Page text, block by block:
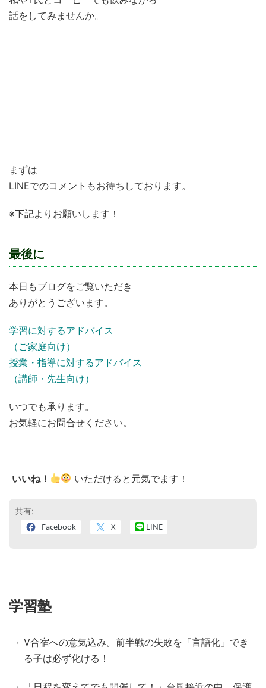
話をしてみませんか。
まずは
LINEでのコメントもお待ちしております。
※下記よりお願いします！
最後に
本日もブログをご覧いただき
ありがとうございます。
学習に対するアドバイス
（ご家庭向け）
授業・指導に対するアドバイス
（講師・先生向け）
いつでも承ります。
お気軽にお問合せください。
いいね！ いただけると元気でます！
共有:
Facebook X LINE
学習塾
V合宿への意気込み。前半戦の失敗を「言語化」でき
る子は必ず化ける！